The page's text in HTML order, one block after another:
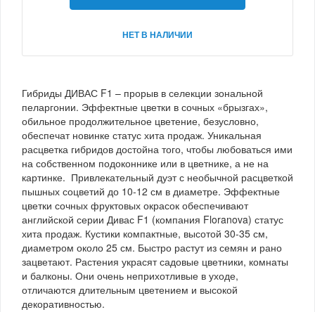
НЕТ В НАЛИЧИИ
Гибриды ДИВАС F1 – прорыв в селекции зональной
пеларгонии. Эффектные цветки в сочных «брызгах»,
обильное продолжительное цветение, безусловно,
обеспечат новинке статус хита продаж. Уникальная
расцветка гибридов достойна того, чтобы любоваться ими
на собственном подоконнике или в цветнике, а не на
картинке. Привлекательный дуэт с необычной расцветкой
пышных соцветий до 10-12 см в диаметре. Эффектные
цветки сочных фруктовых окрасок обеспечивают
английской серии Дивас F1 (компания Floranova) статус
хита продаж. Кустики компактные, высотой 30-35 см,
диаметром около 25 см. Быстро растут из семян и рано
зацветают. Растения украсят садовые цветники, комнаты
и балконы. Они очень неприхотливые в уходе,
отличаются длительным цветением и высокой
декоративностью.